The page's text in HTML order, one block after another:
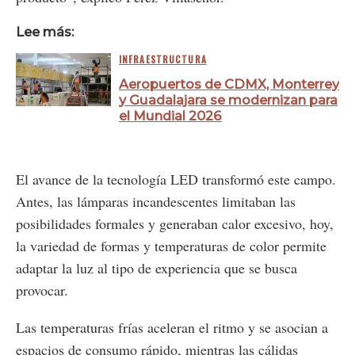
Lee más:
INFRAESTRUCTURA
Aeropuertos de CDMX, Monterrey
y Guadalajara se modernizan para
el Mundial 2026
El avance de la tecnología LED transformó este campo.
Antes, las lámparas incandescentes limitaban las
posibilidades formales y generaban calor excesivo, hoy,
la variedad de formas y temperaturas de color permite
adaptar la luz al tipo de experiencia que se busca
provocar.
Las temperaturas frías aceleran el ritmo y se asocian a
espacios de consumo rápido, mientras las cálidas